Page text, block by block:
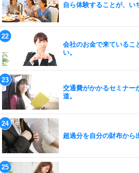
自ら体験することが、い
会社のお金で来ているこ
い。
交通費がかかるセミナー
道。
超過分を自分の財布から